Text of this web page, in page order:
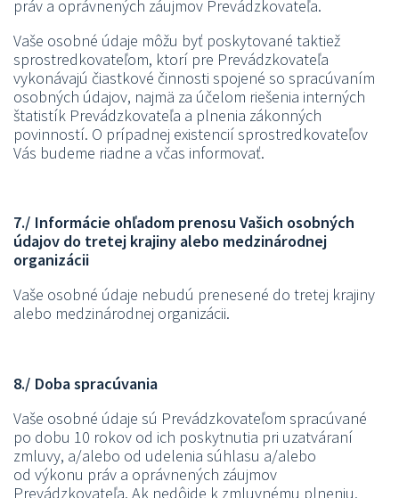
práv a oprávnených záujmov Prevádzkovateľa.
Vaše osobné údaje môžu byť poskytované taktiež
sprostredkovateľom, ktorí pre Prevádzkovateľa
vykonávajú čiastkové činnosti spojené so spracúvaním
osobných údajov, najmä za účelom riešenia interných
štatistík Prevádzkovateľa a plnenia zákonných
povinností. O prípadnej existencií sprostredkovateľov
Vás budeme riadne a včas informovať.
7./ Informácie ohľadom prenosu Vašich osobných
údajov do tretej krajiny alebo medzinárodnej
organizácii
Vaše osobné údaje nebudú prenesené do tretej krajiny
alebo medzinárodnej organizácii.
8./ Doba spracúvania
Vaše osobné údaje sú Prevádzkovateľom spracúvané
po dobu 10 rokov od ich poskytnutia pri uzatváraní
zmluvy, a/alebo od udelenia súhlasu a/alebo
od výkonu práv a oprávnených záujmov
Prevádzkovateľa. Ak nedôjde k zmluvnému plneniu,